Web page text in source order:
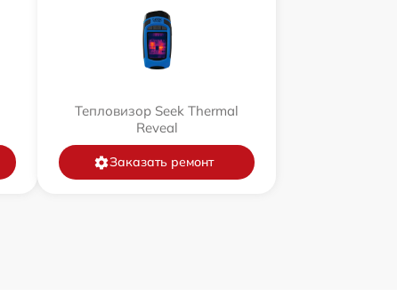
Тепловизор Seek Thermal
Reveal
Заказать ремонт